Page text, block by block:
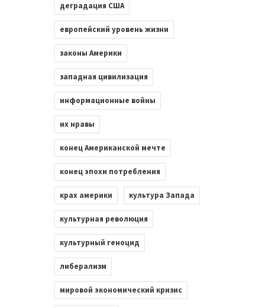
деградация США
европейский уровень жизни
законы Америки
западная цивилизация
информационные войны
их нравы
конец Американской мечте
конец эпохи потребления
крах америки культура Запада
культурная революция
культурный геноцид
либерализм
мировой экономический кризис